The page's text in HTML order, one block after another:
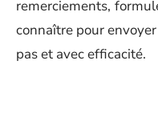
remerciements,
connaître pour
pas et avec efficacité.